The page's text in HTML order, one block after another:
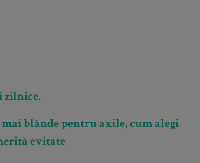
zilnice.
blânde pentru axile, cum alegi
evitate